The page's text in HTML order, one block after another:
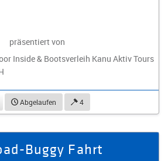
präsentiert von
Inside & Bootsverleih Kanu Aktiv Tours
Abgelaufen 4
Buggy Fahrt